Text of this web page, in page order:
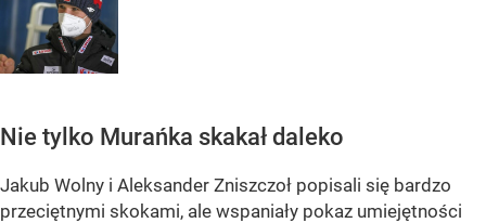
Nie tylko Murańka skakał daleko
Jakub Wolny i Aleksander Zniszczoł popisali się bardzo
przeciętnymi skokami, ale wspaniały pokaz umiejętności